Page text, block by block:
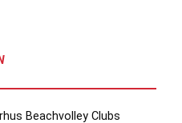
Beachvolley Clubs